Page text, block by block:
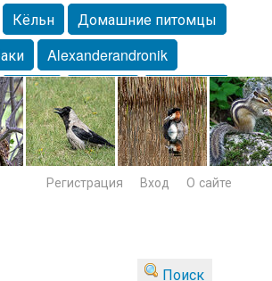
Кёльн
Домашние питомцы
Alexanderandronik
Осень Портрет
Домашние
птицы Утка Самара
Лебеди
Регистрация Вход О сайте
Поиск